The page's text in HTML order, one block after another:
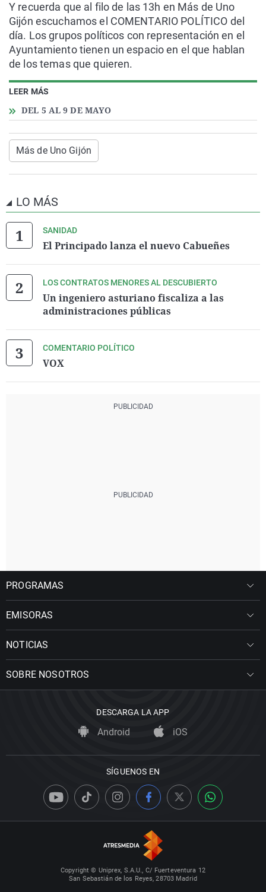
LEER MÁS
DEL 5 AL 9 DE MAYO
Y recuerda que al filo de las 13h en Más de Uno
Gijón escuchamos el COMENTARIO POLÍTICO del
día. Los grupos políticos con representación en el
Ayuntamiento tienen un espacio en el que hablan
de los temas que quieren.
Más de Uno Gijón
LO MÁS
SANIDAD
El Principado lanza el nuevo Cabueñes
LOS CONTRATOS MENORES AL DESCUBIERTO
Un ingeniero asturiano fiscaliza a las
administraciones públicas
COMENTARIO POLÍTICO
VOX
PROGRAMAS
EMISORAS
NOTICIAS
SOBRE NOSOTROS
DESCARGA LA APP
Android iOS
SÍGUENOS EN
Copyright © Uniprex, S.A.U., C/ Fuerteventura 12
San Sebastián de los Reyes, 28703 Madrid